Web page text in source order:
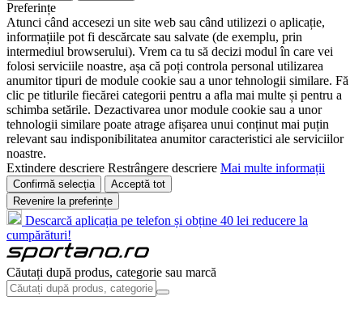
Preferințe
Atunci când accesezi un site web sau când utilizezi o aplicație,
informațiile pot fi descărcate sau salvate (de exemplu, prin
intermediul browserului). Vrem ca tu să decizi modul în care vei
folosi serviciile noastre, așa că poți controla personal utilizarea
anumitor tipuri de module cookie sau a unor tehnologii similare. Fă
clic pe titlurile fiecărei categorii pentru a afla mai multe și pentru a
schimba setările. Dezactivarea unor module cookie sau a unor
tehnologii similare poate atrage afișarea unui conținut mai puțin
relevant sau indisponibilitatea anumitor caracteristici ale serviciilor
noastre.
Extindere descriere Restrângere descriere Mai multe informații
Confirmă selecția
Acceptă tot
Revenire la preferințe
Descarcă aplicația pe telefon și obține 40 lei reducere la
cumpărături!
Căutați după produs, categorie sau marcă